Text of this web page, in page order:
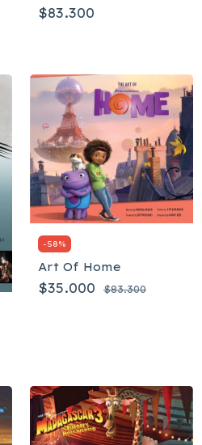
$83.300
-58%
Art Of Home
$35.000 $83.300